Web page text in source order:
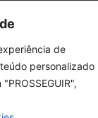
de
personalizado